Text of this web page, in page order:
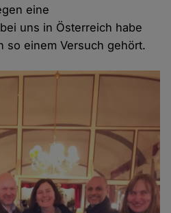
eine
uns in Österreich habe
so einem Versuch gehört.